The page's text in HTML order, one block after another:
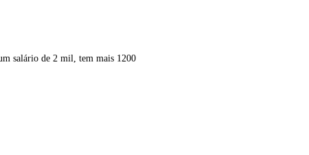
salário de 2 mil, tem mais 1200